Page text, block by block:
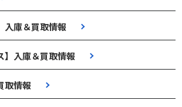
入庫＆買取情報
】入庫＆買取情報
取情報